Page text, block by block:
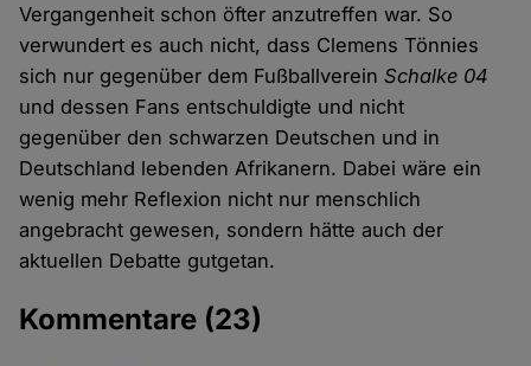
Vergangenheit schon öfter anzutreffen war. So
verwundert es auch nicht, dass Clemens Tönnies
sich nur gegenüber dem FußballvereinSchalke 04
und dessen Fans entschuldigte und nicht
gegenüber den schwarzen Deutschen und in
Deutschland lebenden Afrikanern. Dabei wäre ein
wenig mehr Reflexion nicht nur menschlich
angebracht gewesen, sondern hätte auch der
aktuellen Debatte gutgetan.
Kommentare (23)